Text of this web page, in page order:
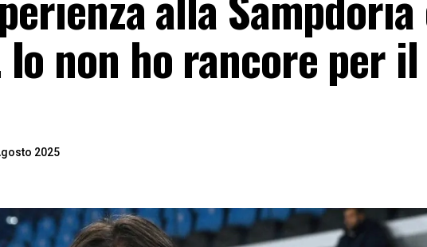
non ho rancore per
2025